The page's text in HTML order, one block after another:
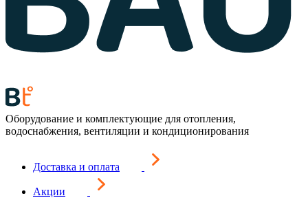
Оборудование и комплектующие для отопления,
водоснабжения, вентиляции и кондиционирования
Доставка и оплата
Акции